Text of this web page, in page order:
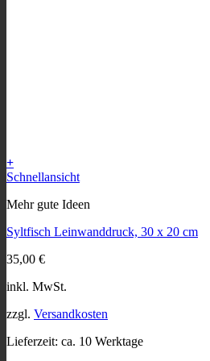
+
Dieses
weist
Varianten
Die
können
der
Produktseite
gewählt
Schnellansicht
Mehr gute Ideen
Syltfisch Leinwanddruck, 30 x 20 cm
35,00 €
inkl. MwSt.
zzgl. Versandkosten
Lieferzeit: ca. 10 Werktage